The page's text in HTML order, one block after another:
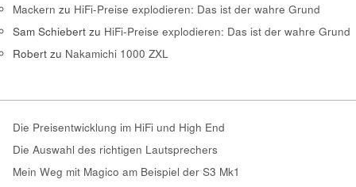
Mackern zu HiFi-Preise explodieren: Das ist der wahre Grund
Sam Schiebert zu HiFi-Preise explodieren: Das ist der wahre Grund
Robert zu Nakamichi 1000 ZXL
Die Preisentwicklung im HiFi und High End
Die Auswahl des richtigen Lautsprechers
Mein Weg mit Magico am Beispiel der S3 Mk1